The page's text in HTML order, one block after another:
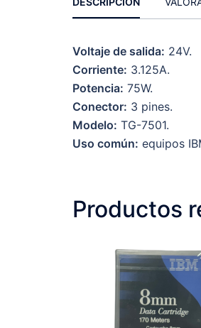
Voltaje de salida: 24V.
Corriente: 3.125A.
Potencia: 75W.
Conector: 3 pines.
Modelo: TG-7501.
Uso común: equipos
Productos